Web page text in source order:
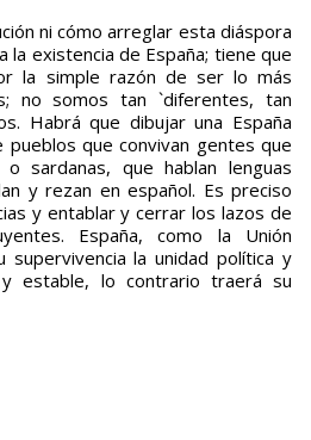
ni cómo arreglar esta diáspora
la existencia de España; tiene que
la simple razón de ser lo más
no somos tan `diferentes, tan
Habrá que dibujar una España
pue­blos que convivan gentes que
sardanas, que hablan lenguas
y rezan en español. Es preciso
y entablar y cerrar los lazos de
España, como la Unión
supervivencia la unidad política y
estable, lo contrario traerá su